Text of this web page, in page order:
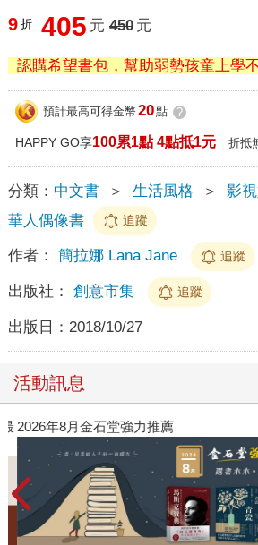
9 折 405 元 450 元
認購希望書包，幫助弱勢孩童上學
預計最高可得金幣 20點 ?
HAPPY GO享100累1點 4點抵1元 折抵
分類： 中文書 ＞ 生活風格 ＞ 影
華人偶像書
追蹤
作者： 簡拉娜 Lana Jane 追蹤
出版社： 創意市集 追蹤
出版日： 2018/10/27
活動訊息
2026年8月金石堂強力推薦